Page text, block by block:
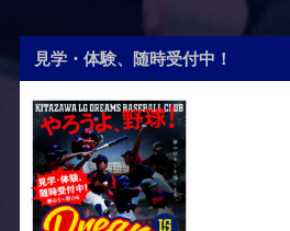
見学・体験、随時受付中！